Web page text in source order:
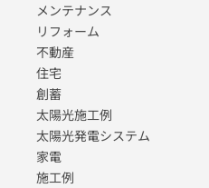
メンテナンス
リフォーム
不動産
住宅
創蓄
太陽光施工例
太陽光発電システム
家電
施工例